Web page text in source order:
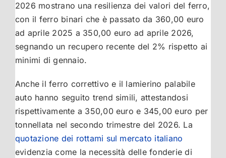
2026 mostrano una resilienza dei valori del ferro,
con il ferro binari che è passato da 360,00 euro
ad aprile 2025 a 350,00 euro ad aprile 2026,
segnando un recupero recente del 2% rispetto ai
minimi di gennaio.
Anche il ferro correttivo e il lamierino palabile
auto hanno seguito trend simili, attestandosi
rispettivamente a 350,00 euro e 345,00 euro per
tonnellata nel secondo trimestre del 2026. La
quotazione dei rottami sul mercato italiano
evidenzia come la necessità delle fonderie di